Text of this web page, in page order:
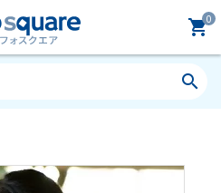
0
shopping_cart
search